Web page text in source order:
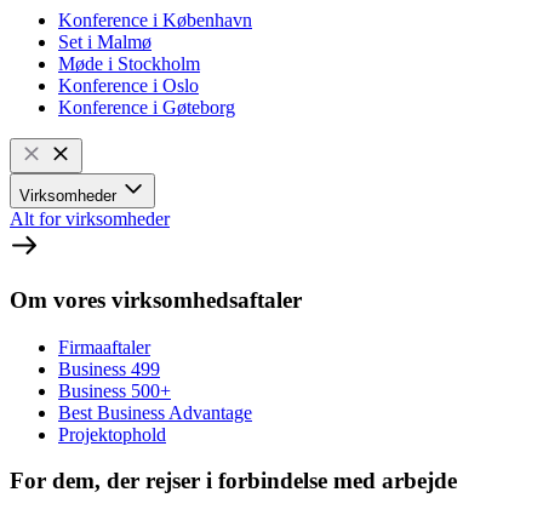
Konference i København
Set i Malmø
Møde i Stockholm
Konference i Oslo
Konference i Gøteborg
Virksomheder
Alt for virksomheder
Om vores virksomhedsaftaler
Firmaaftaler
Business 499
Business 500+
Best Business Advantage
Projektophold
For dem, der rejser i forbindelse med arbejde